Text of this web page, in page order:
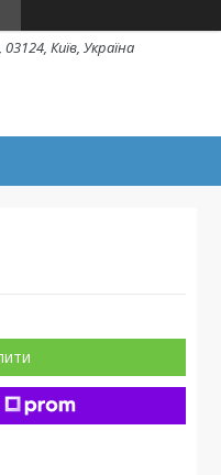
Київ, Україна